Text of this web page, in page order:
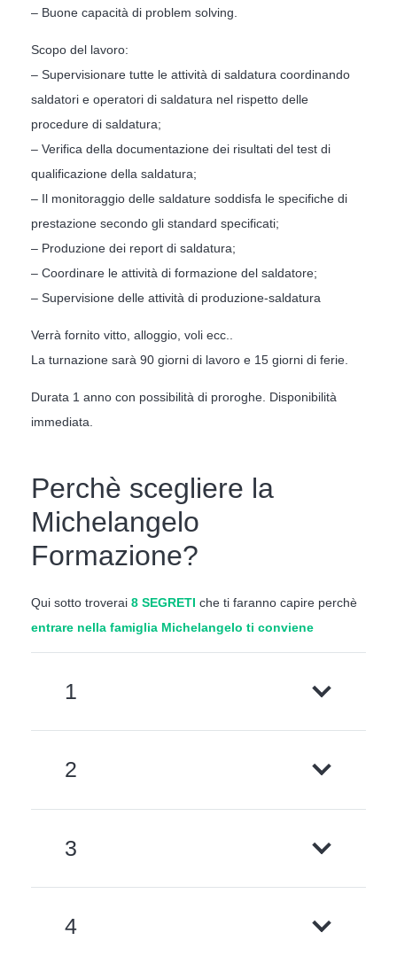
– Buone capacità di problem solving.
Scopo del lavoro:
– Supervisionare tutte le attività di saldatura coordinando
saldatori e operatori di saldatura nel rispetto delle
procedure di saldatura;
– Verifica della documentazione dei risultati del test di
qualificazione della saldatura;
– Il monitoraggio delle saldature soddisfa le specifiche di
prestazione secondo gli standard specificati;
– Produzione dei report di saldatura;
– Coordinare le attività di formazione del saldatore;
– Supervisione delle attività di produzione-saldatura
Verrà fornito vitto, alloggio, voli ecc..
La turnazione sarà 90 giorni di lavoro e 15 giorni di ferie.
Durata 1 anno con possibilità di proroghe. Disponibilità
immediata.
Perchè scegliere la
Michelangelo
Formazione?
Qui sotto troverai 8 SEGRETI che ti faranno capire perchè
entrare nella famiglia Michelangelo ti conviene
1
2
3
4